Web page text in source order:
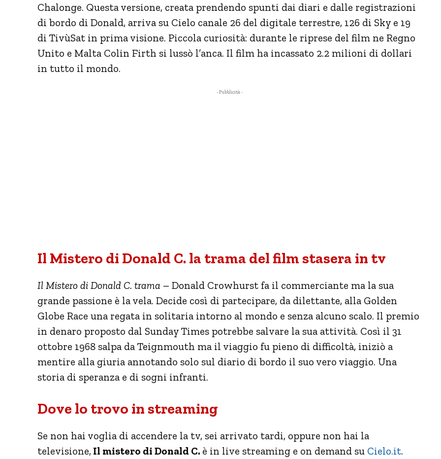
Chalonge. Questa versione, creata prendendo spunti dai diari e dalle registrazioni
di bordo di Donald, arriva su Cielo canale 26 del digitale terrestre, 126 di Sky e 19
di TivùSat in prima visione. Piccola curiosità: durante le riprese del film ne Regno
Unito e Malta Colin Firth si lussò l’anca. Il film ha incassato 2.2 milioni di dollari
in tutto il mondo.
- Pubblicità -
Il Mistero di Donald C. la trama del film stasera in tv
Il Mistero di Donald C. trama – Donald Crowhurst fa il commerciante ma la sua
grande passione è la vela. Decide così di partecipare, da dilettante, alla Golden
Globe Race una regata in solitaria intorno al mondo e senza alcuno scalo. Il premio
in denaro proposto dal Sunday Times potrebbe salvare la sua attività. Così il 31
ottobre 1968 salpa da Teignmouth ma il viaggio fu pieno di difficoltà, iniziò a
mentire alla giuria annotando solo sul diario di bordo il suo vero viaggio. Una
storia di speranza e di sogni infranti.
Dove lo trovo in streaming
Se non hai voglia di accendere la tv, sei arrivato tardi, oppure non hai la
televisione, Il mistero di Donald C. è in live streaming e on demand su Cielo.it.